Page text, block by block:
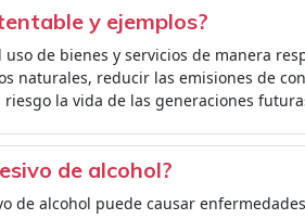
y ejemplos?
de bienes y servicios de manera
naturales, reducir las emisiones de
la vida de las generaciones
de alcohol?
de alcohol puede causar